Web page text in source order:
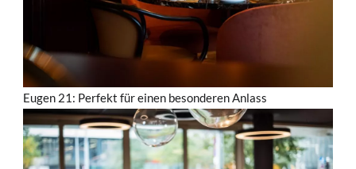
Eugen 21: Perfekt für einen besonderen Anlass